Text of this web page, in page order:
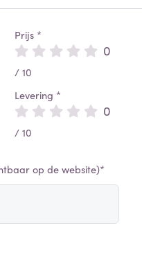
Prijs *
0
/ 10
Levering *
0
/ 10
op de website)*